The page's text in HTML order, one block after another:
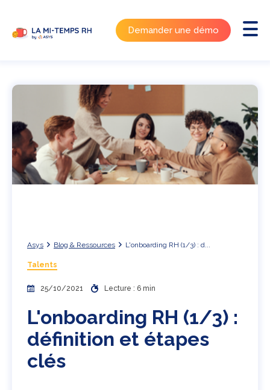
Demander une démo
Asys Blog & Ressources L'onboarding RH (1/3) : d...
Talents
25/10/2021 Lecture : 6 min
L'onboarding RH (1/3) :
définition et étapes
clés